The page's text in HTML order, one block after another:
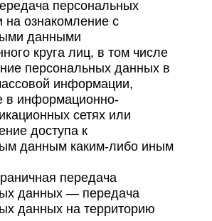
персональных
ознакомление с
данными
круга лиц, в том числе
персональных данных в
информации,
в информационно-
сетях или
доступа к
данным каким-либо иным
передача
данных — передача
данных на территорию